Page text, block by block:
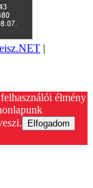
|
élmény
Elfogadom